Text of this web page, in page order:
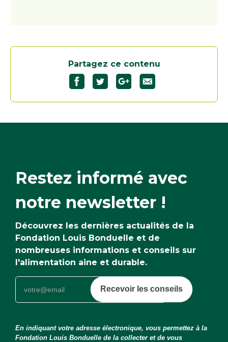
Partagez ce contenu
PartagezPartagezPartagez
Restez informé avec
notre newsletter !
Découvrez les dernières actualités de la
Fondation Louis Bonduelle et de
nombreuses informations et conseils sur
l'alimentation aine et durable.
Recevoir les conseils
En indiquant votre adresse électronique, vous permettez à la
Fondation Louis Bonduelle de la collecter et de vous